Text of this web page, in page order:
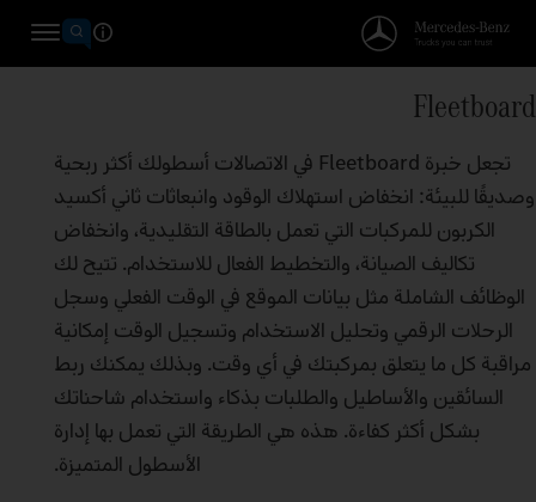
Fleetboard
تجعل خبرة Fleetboard في الاتصالات أسطولك أكثر ربحية
وصديقًا للبيئة: انخفاض استهلاك الوقود وانبعاثات ثاني أكسيد
الكربون للمركبات التي تعمل بالطاقة التقليدية، وانخفاض
تكاليف الصيانة، والتخطيط الفعال للاستخدام. تتيح لك
الوظائف الشاملة مثل بيانات الموقع في الوقت الفعلي وسجل
الرحلات الرقمي وتحليل الاستخدام وتسجيل الوقت إمكانية
مراقبة كل ما يتعلق بمركبتك في أي وقت. وبذلك يمكنك ربط
السائقين والأساطيل والطلبات بذكاء واستخدام شاحناتك
بشكل أكثر كفاءة. هذه هي الطريقة التي تعمل بها إدارة
الأسطول المتميزة.